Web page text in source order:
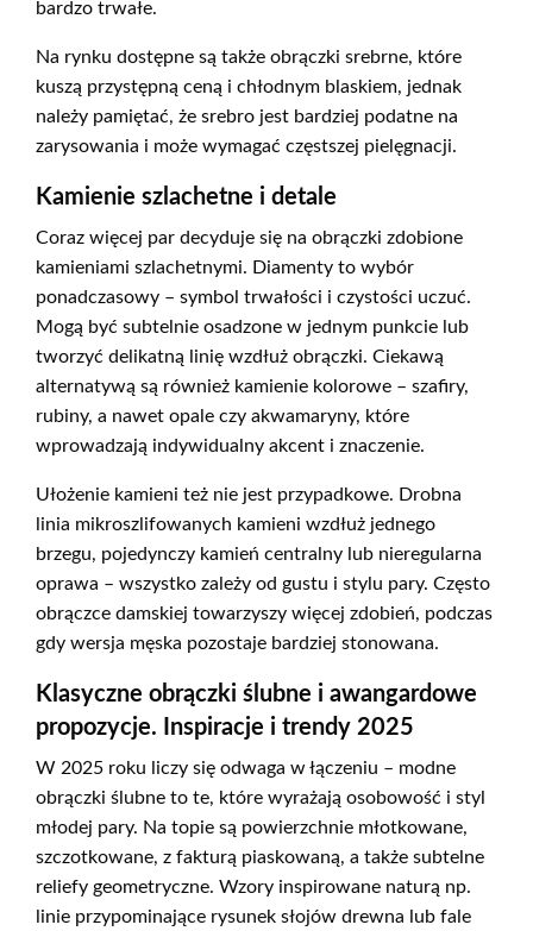
bardzo trwałe.
Na rynku dostępne są także obrączki srebrne, które
kuszą przystępną ceną i chłodnym blaskiem, jednak
należy pamiętać, że srebro jest bardziej podatne na
zarysowania i może wymagać częstszej pielęgnacji.
Kamienie szlachetne i detale
Coraz więcej par decyduje się na obrączki zdobione
kamieniami szlachetnymi. Diamenty to wybór
ponadczasowy – symbol trwałości i czystości uczuć.
Mogą być subtelnie osadzone w jednym punkcie lub
tworzyć delikatną linię wzdłuż obrączki. Ciekawą
alternatywą są również kamienie kolorowe – szafiry,
rubiny, a nawet opale czy akwamaryny, które
wprowadzają indywidualny akcent i znaczenie.
Ułożenie kamieni też nie jest przypadkowe. Drobna
linia mikroszlifowanych kamieni wzdłuż jednego
brzegu, pojedynczy kamień centralny lub nieregularna
oprawa – wszystko zależy od gustu i stylu pary. Często
obrączce damskiej towarzyszy więcej zdobień, podczas
gdy wersja męska pozostaje bardziej stonowana.
Klasyczne obrączki ślubne i awangardowe
propozycje. Inspiracje i trendy 2025
W 2025 roku liczy się odwaga w łączeniu – modne
obrączki ślubne to te, które wyrażają osobowość i styl
młodej pary. Na topie są powierzchnie młotkowane,
szczotkowane, z fakturą piaskowaną, a także subtelne
reliefy geometryczne. Wzory inspirowane naturą np.
linie przypominające rysunek słojów drewna lub fale